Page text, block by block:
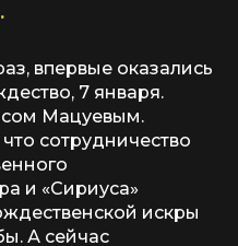
впервые оказались
7 января.
Мацуевым.
сотрудничество
и «Сириуса»
искры
А сейчас